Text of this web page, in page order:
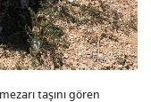
taşını gören